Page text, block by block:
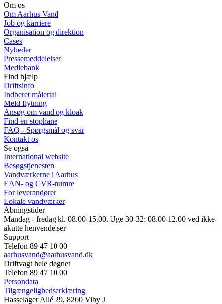
Om os
Om Aarhus Vand
Job og karriere
Organisation og direktion
Cases
Nyheder
Pressemeddelelser
Mediebank
Find hjælp
Driftsinfo
Indberet målertal
Meld flytning
Ansøg om vand og kloak
Find en stophane
FAQ - Spørgsmål og svar
Kontakt os
Se også
International website
Besøgstjenesten
Vandværkerne i Aarhus
EAN- og CVR-numre
For leverandører
Lokale vandværker
Åbningstider
Mandag - fredag kl. 08.00-15.00. Uge 30-32: 08.00-12.00 ved ikke-
akutte henvendelser
Support
Telefon 89 47 10 00
aarhusvand@aarhusvand.dk
Driftvagt hele døgnet
Telefon 89 47 10 00
Persondata
Tilgængelighedserklæring
Hasselager Allé 29, 8260 Viby J